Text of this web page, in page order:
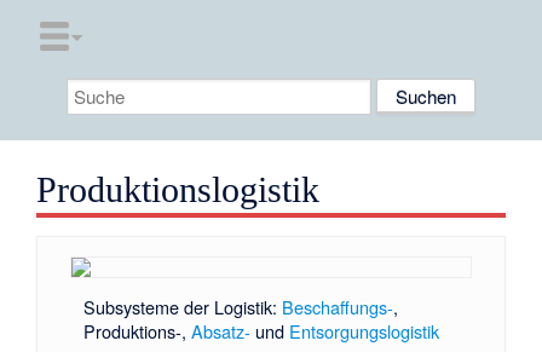
Produktionslogistik
Subsysteme der Logistik: Beschaffungs-,
Produktions-, Absatz- und Entsorgungslogistik